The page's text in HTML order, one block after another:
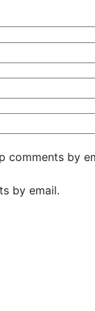
comments by
by email.